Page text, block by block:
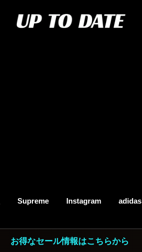
Supreme Instagram adidas
お得なセール情報はこちらから